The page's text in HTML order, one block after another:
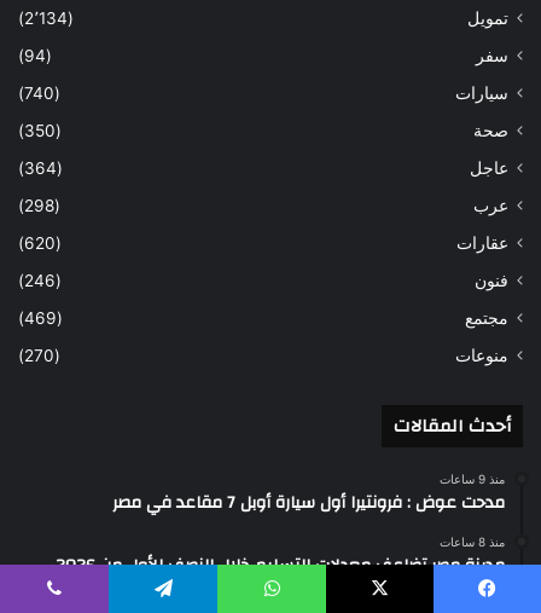
تمويل
(2٬134)
سفر
(94)
سيارات
(740)
صحة
(350)
عاجل
(364)
عرب
(298)
عقارات
(620)
فنون
(246)
مجتمع
(469)
منوعات
(270)
أحدث المقالات
منذ 9 ساعات
مدحت عوض : فرونتيرا أول سيارة أوبل 7 مقاعد في مصر
منذ 8 ساعات
مدينة مصر تضاعف معدلات التسليم خلال النصف الأول من 2026
وتسجل مبيعات جديدة بقيمة 28.4 مليار جنيه